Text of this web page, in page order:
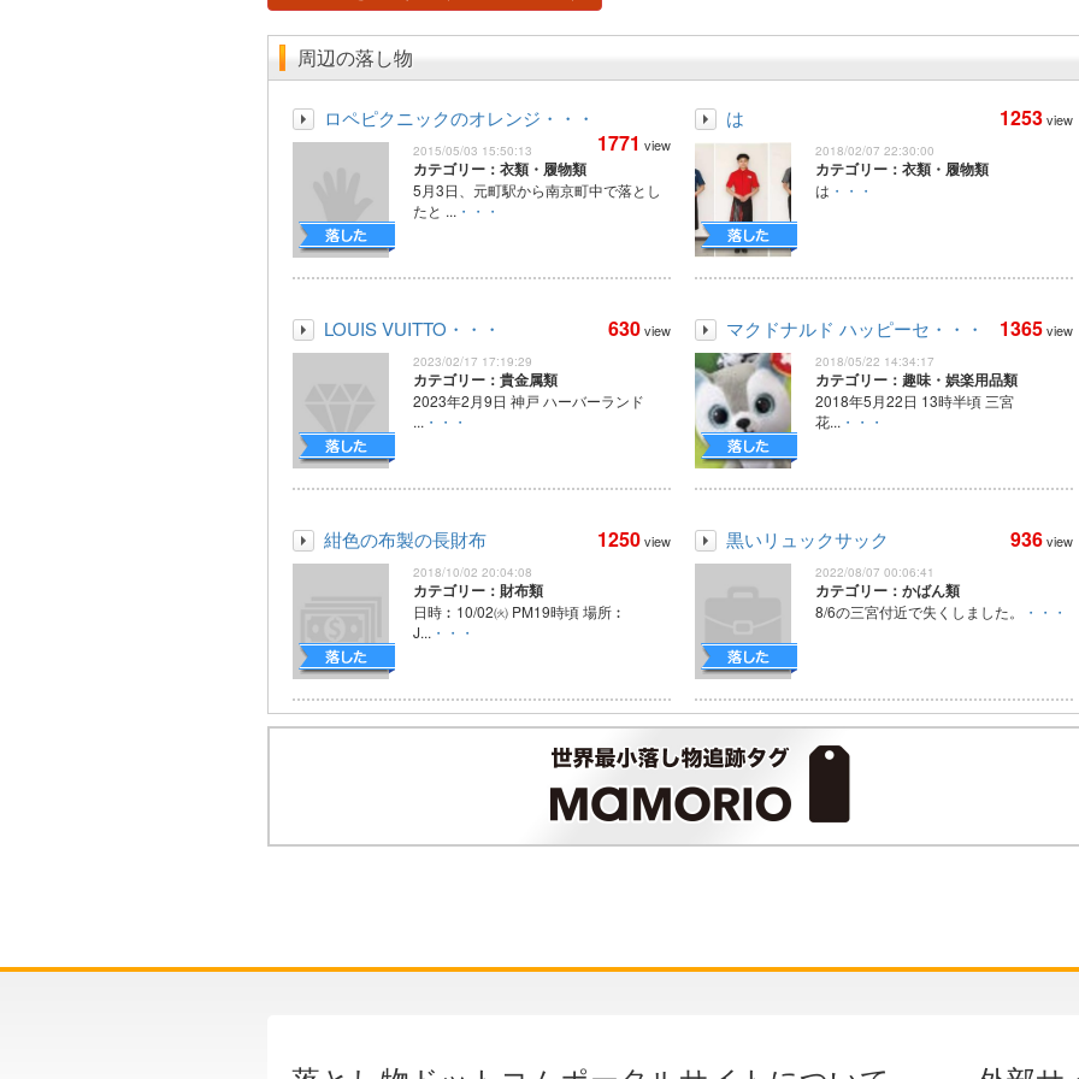
周辺の落し物
ロペピクニックのオレンジ・・・
1771 view
2015/05/03 15:50:13
カテゴリー：衣類・履物類
5月3日、元町駅から南京町中で落とし
たと ... ・・・
は 1253view
2018/02/07 22:30:00
カテゴリー：衣類・履物類
は ・・・
LOUIS VUITTO・・・ 630view
2023/02/17 17:19:29
カテゴリー：貴金属類
2023年2月9日 神戸 ハーバーランド
... ・・・
マクドナルド ハッピーセ・・・ 1365view
2018/05/22 14:34:17
カテゴリー：趣味・娯楽用品類
2018年5月22日 13時半頃 三宮
花... ・・・
紺色の布製の長財布 1250view
2018/10/02 20:04:08
カテゴリー：財布類
日時︰10/02㈫ PM19時頃 場所︰
J... ・・・
黒いリュックサック 936view
2022/08/07 00:06:41
カテゴリー：かばん類
8/6の三宮付近で失くしました。 ・・・